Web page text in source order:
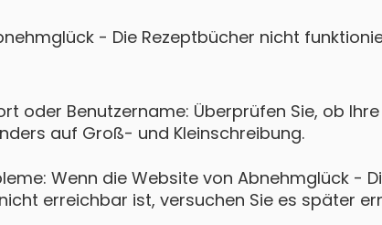
- Die Rezeptbücher nicht
oder Benutzername: Überprüfen Sie, ob
auf Groß- und Kleinschreibung.
Wenn die Website von Abnehmglück -
erreichbar ist, versuchen Sie es später